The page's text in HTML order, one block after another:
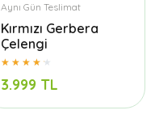
Aynı Gün Teslimat
Kırmızı Gerbera
Çelengi
3.999 TL